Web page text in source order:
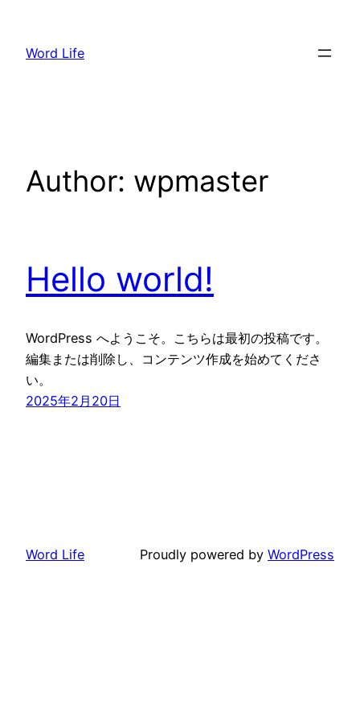
content
Word Life
Author: wpmaster
Hello world!
WordPress へようこそ。こちらは最初の投稿です。
編集または削除し、コンテンツ作成を始めてくださ
い。
2025年2月20日
Word Life Proudly powered by WordPress